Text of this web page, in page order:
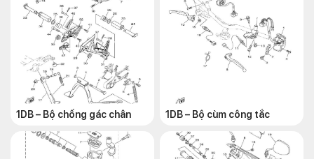
1DB – Bộ chống gác chân 1DB – Bộ cùm công tắc